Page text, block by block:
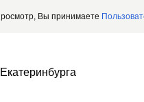
Вы принимаете